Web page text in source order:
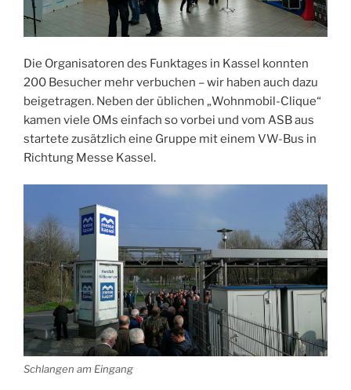
Die Organisatoren des Funktages in Kassel konnten
200 Besucher mehr verbuchen – wir haben auch dazu
beigetragen. Neben der üblichen „Wohnmobil-Clique“
kamen viele OMs einfach so vorbei und vom ASB aus
startete zusätzlich eine Gruppe mit einem VW-Bus in
Richtung Messe Kassel.
Schlangen am Eingang